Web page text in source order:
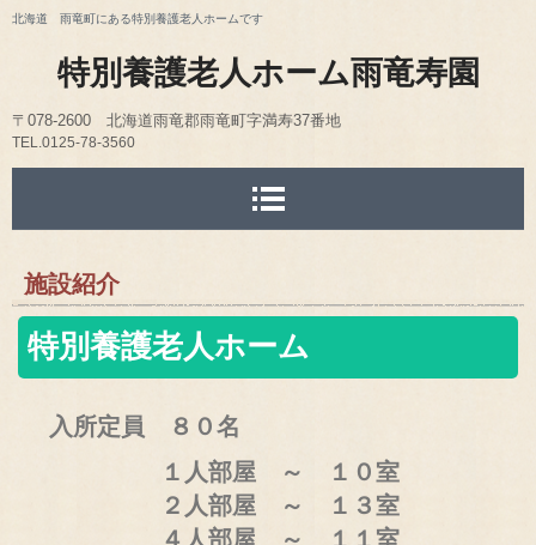
特別養護老人ホーム雨竜寿園
北海道 雨竜町にある特別養護老人ホームです
〒078-2600 北海道雨竜郡雨竜町字満寿37番地
TEL.0125-78-3560
FAX.0125-78-3030
E-mail kotobuki@uryu-kotobukien.org
施設紹介
特別養護老人ホーム
入所定員 ８０名
１人部屋 ～ １０室
２人部屋 ～ １３室
４人部屋 ～ １１室